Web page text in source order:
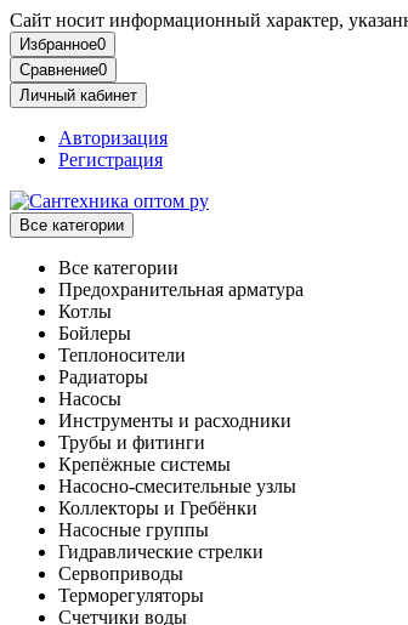
Сайт носит информационный характер,
Избранное0
Сравнение0
Личный кабинет
Авторизация
Регистрация
Все категории
Все категории
Предохранительная арматура
Котлы
Бойлеры
Теплоносители
Радиаторы
Насосы
Инструменты и расходники
Трубы и фитинги
Крепёжные системы
Насосно-смесительные узлы
Коллекторы и Гребёнки
Насосные группы
Гидравлические стрелки
Сервоприводы
Терморегуляторы
Счетчики воды